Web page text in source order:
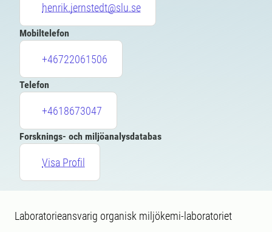
henrik.jernstedt@slu.se
Mobiltelefon
+46722061506
Telefon
+4618673047
Forsknings- och miljöanalysdatabas
Visa Profil
Laboratorieansvarig organisk miljökemi-laboratoriet